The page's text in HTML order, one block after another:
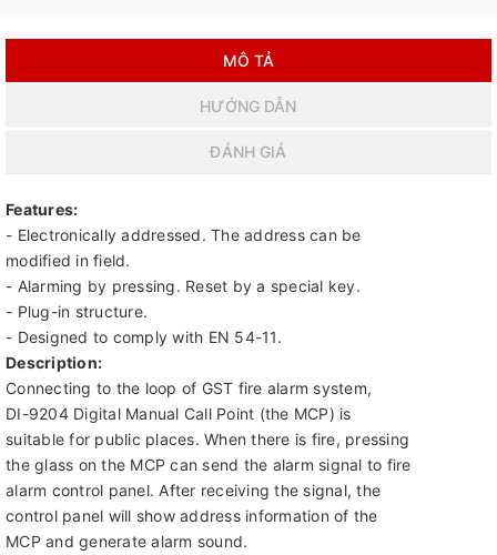
MÔ TẢ
HƯỚNG DẪN
ĐÁNH GIÁ
Features:
- Electronically addressed. The address can be
modified in field.
- Alarming by pressing. Reset by a special key.
- Plug-in structure.
- Designed to comply with EN 54-11.
Description:
Connecting to the loop of GST fire alarm system,
DI-9204 Digital Manual Call Point (the MCP) is
suitable for public places. When there is fire, pressing
the glass on the MCP can send the alarm signal to fire
alarm control panel. After receiving the signal, the
control panel will show address information of the
MCP and generate alarm sound.